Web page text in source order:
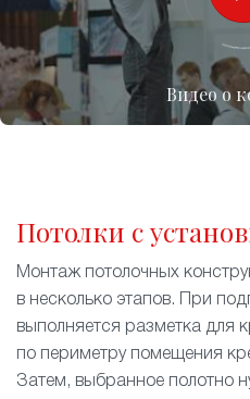
Видео о
Потолки с
Монтаж потолочных
в несколько этапов. При
выполняется разметка для
по периметру помещения
Затем, выбранное полотно